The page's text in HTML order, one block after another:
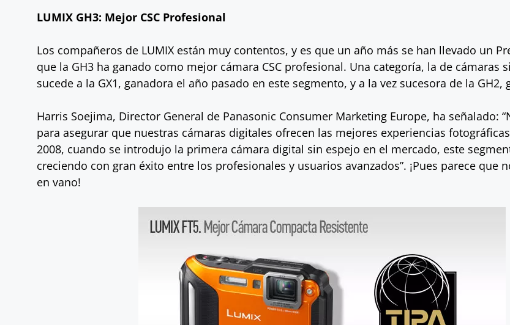
LUMIX GH3: Mejor CSC Profesional
Los compañeros de LUMIX están muy contentos, y es que un año más se han llevado un
que la GH3 ha ganado como mejor cámara CSC profesional. Una categoría, la de cámaras
sucede a la GX1, ganadora el año pasado en este segmento, y a la vez sucesora de la GH2,
Harris Soejima, Director General de Panasonic Consumer Marketing Europe, ha señalado:
para asegurar que nuestras cámaras digitales ofrecen las mejores experiencias
2008, cuando se introdujo la primera cámara digital sin espejo en el mercado, este
creciendo con gran éxito entre los profesionales y usuarios avanzados”. ¡Pues parece que
en vano!